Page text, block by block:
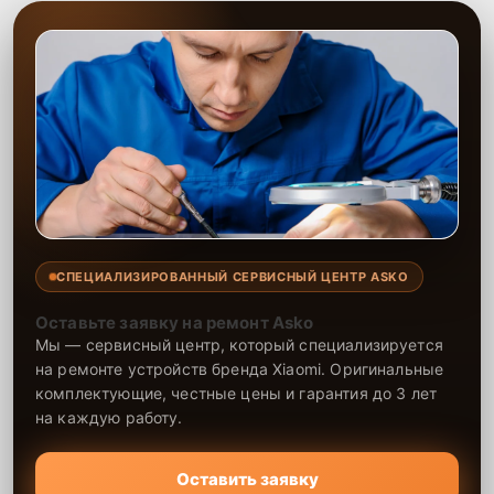
СПЕЦИАЛИЗИРОВАННЫЙ СЕРВИСНЫЙ ЦЕНТР ASKO
Оставьте заявку на ремонт Asko
Мы — сервисный центр, который специализируется
на ремонте устройств бренда Xiaomi. Оригинальные
комплектующие, честные цены и гарантия до 3 лет
на каждую работу.
Оставить заявку